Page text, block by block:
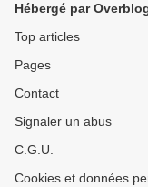
Hébergé par
Top articles
Pages
Contact
Signaler un abus
C.G.U.
Cookies et données